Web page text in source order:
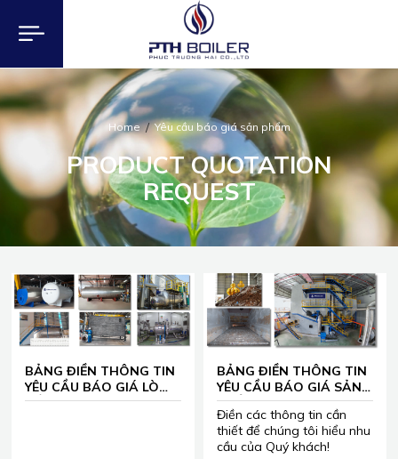
Home Yêu cầu báo giá sản phẩm
PRODUCT QUOTATION
REQUEST
BẢNG ĐIỀN THÔNG TIN
YÊU CẦU BÁO GIÁ LÒ
DẦU TẢI NHIỆT
BẢNG ĐIỀN THÔNG TIN
YÊU CẦU BÁO GIÁ SẢN
PHẨM LÒ HƠI
Điền các thông tin cần
thiết để chúng tôi hiểu nhu
cầu của Quý khách!